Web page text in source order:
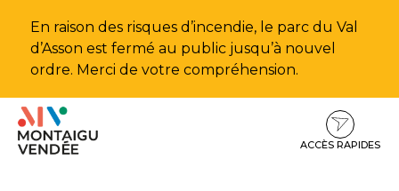
En raison des risques d’incendie, le parc du Val
d’Asson est fermé au public jusqu’à nouvel
ordre. Merci de votre compréhension.
Aller
Aller
contenu
Aller
pied
ACCÈS RAPIDES